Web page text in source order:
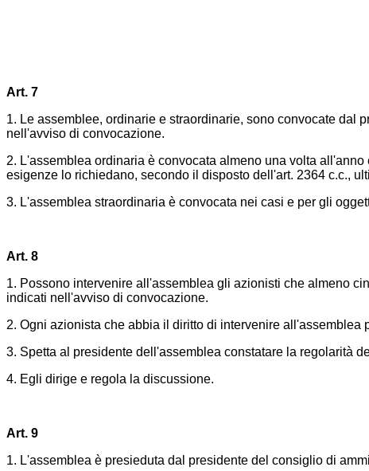
Art. 7
1. Le assemblee, ordinarie e straordinarie, sono convocate
nell'avviso di convocazione.
2. L'assemblea ordinaria è convocata almeno una volta
esigenze lo richiedano, secondo il disposto dell'art. 2364 c.c.,
3. L'assemblea straordinaria è convocata nei casi e per gli
Art. 8
1. Possono intervenire all'assemblea gli azionisti che almeno
indicati nell'avviso di convocazione.
2. Ogni azionista che abbia il diritto di intervenire
3. Spetta al presidente dell'assemblea constatare la regolarità
4. Egli dirige e regola la discussione.
Art. 9
1. L'assemblea è presieduta dal presidente del consiglio di